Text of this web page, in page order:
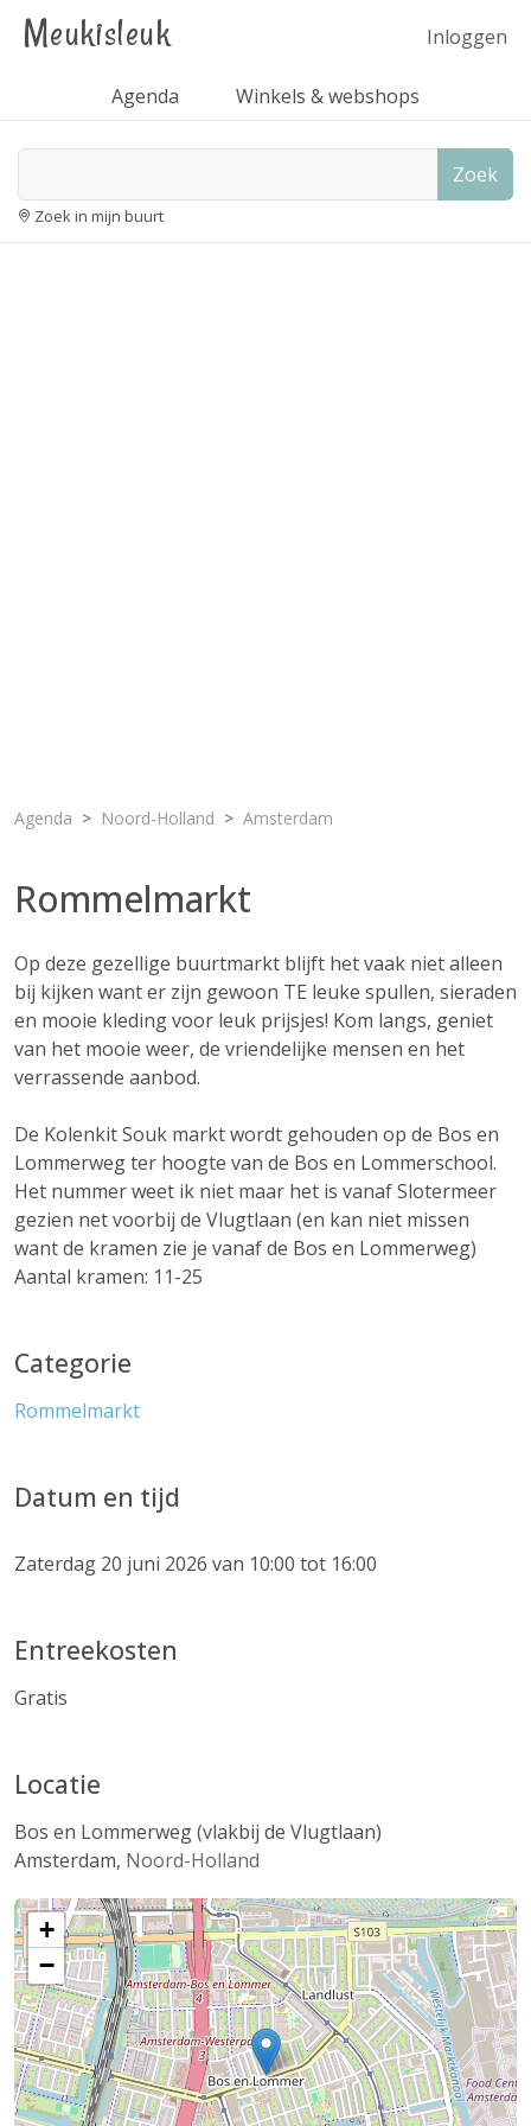
Meukisleuk Inloggen
Agenda Winkels & webshops
Zoek
Zoek in mijn buurt
Agenda Noord-Holland Amsterdam
Rommelmarkt
Op deze gezellige buurtmarkt blijft het vaak niet alleen
bij kijken want er zijn gewoon TE leuke spullen, sieraden
en mooie kleding voor leuk prijsjes! Kom langs, geniet
van het mooie weer, de vriendelijke mensen en het
verrassende aanbod.
De Kolenkit Souk markt wordt gehouden op de Bos en
Lommerweg ter hoogte van de Bos en Lommerschool.
Het nummer weet ik niet maar het is vanaf Slotermeer
gezien net voorbij de Vlugtlaan (en kan niet missen
want de kramen zie je vanaf de Bos en Lommerweg)
Aantal kramen: 11-25
Categorie
Rommelmarkt
Datum en tijd
Zaterdag 20 juni 2026 van 10:00 tot 16:00
Entreekosten
Gratis
Locatie
Bos en Lommerweg (vlakbij de Vlugtlaan)
Amsterdam, Noord-Holland
+
−